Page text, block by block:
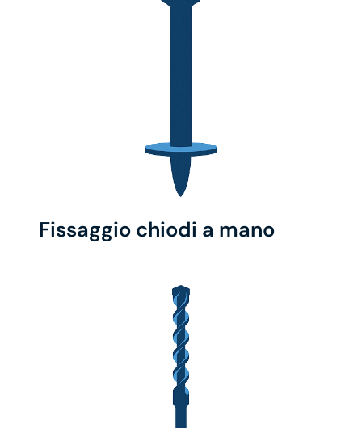
Fissaggio chiodi a mano